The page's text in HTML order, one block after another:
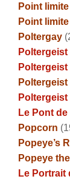
Point limite
Point limite
Poltergay
Poltergeist
Poltergeist
Poltergeist
Poltergeist
Le Pont
Popcorn
Popeye’s
Popeye
Le Portrait